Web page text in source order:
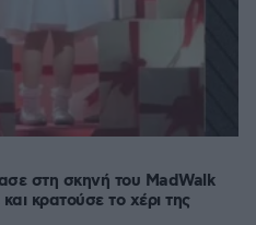
στη σκηνή του MadWalk
κρατούσε το χέρι της